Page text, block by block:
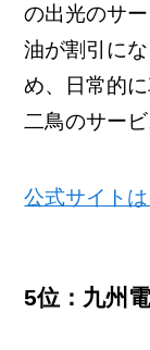
の出光のサ
油が割引に
め、日常的
二鳥のサー
公式サイト
5位：九州